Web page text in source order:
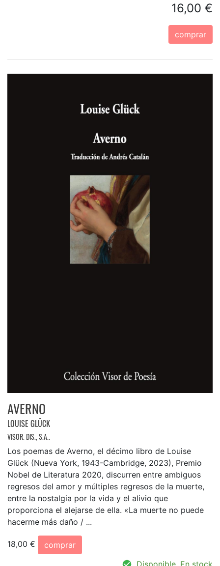
16,00 €
comprar
AVERNO
LOUISE GLÜCK
VISOR. DIS., S.A..
Los poemas de Averno, el décimo libro de Louise
Glück (Nueva York, 1943-Cambridge, 2023), Premio
Nobel de Literatura 2020, discurren entre ambiguos
regresos del amor y múltiples regresos de la muerte,
entre la nostalgia por la vida y el alivio que
proporciona el alejarse de ella. «La muerte no puede
hacerme más daño / ...
18,00 €
comprar